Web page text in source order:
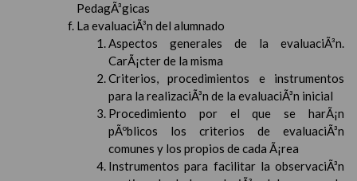
PedagÃ³gicas
La evaluaciÃ³n del alumnado
Aspectos generales de la evaluaciÃ³n.
CarÃ¡cter de la misma
Criterios, procedimientos e instrumentos
para la realizaciÃ³n de la evaluaciÃ³n inicial
Procedimiento por el que se harÃ¡n
pÃºblicos los criterios de evaluaciÃ³n
comunes y los propios de cada Ã¡rea
Instrumentos para facilitar la observaciÃ³n